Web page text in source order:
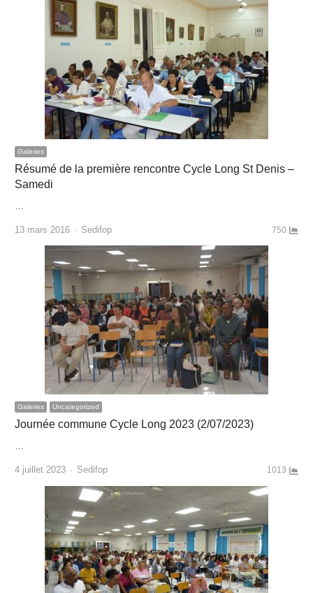
Galeries
Résumé de la première rencontre Cycle Long St Denis –
Samedi
13 mars 2016 Author
Sedifop 750
Galeries Uncategorized
Journée commune Cycle Long 2023 (2/07/2023)
…
4 juillet 2023 Author
Sedifop 1013